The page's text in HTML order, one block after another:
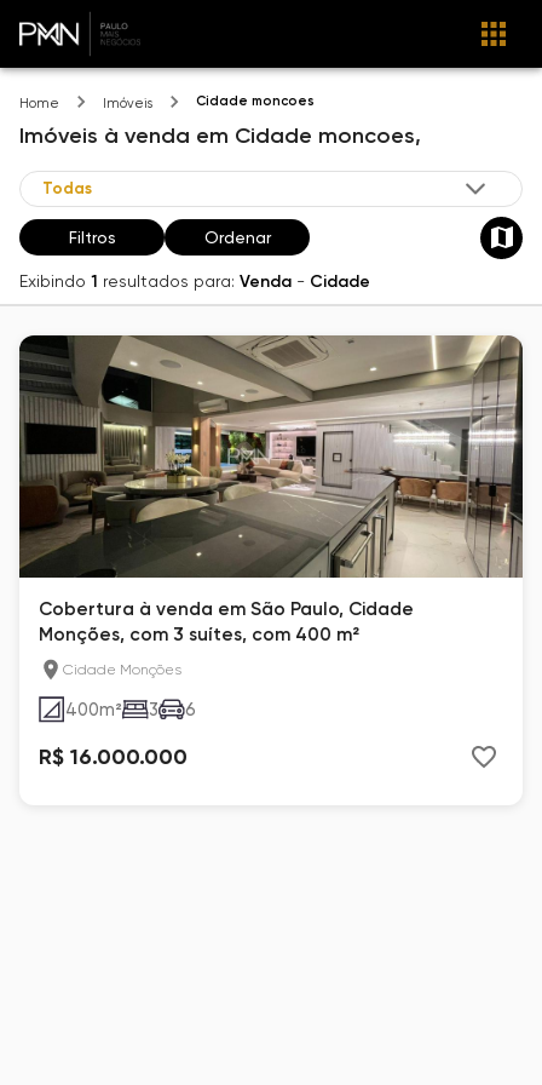
Home Imóveis Cidade moncoes
Imóveis à venda em Cidade moncoes,
Filtros Ordenar
Exibindo 1 resultados para: Venda - Cidade
Cobertura à venda em São Paulo, Cidade
Monções, com 3 suítes, com 400 m²
Cidade Monções
400m² 3 6
R$ 16.000.000